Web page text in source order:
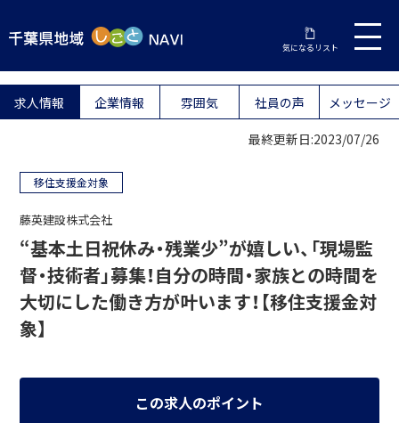
気になるリスト
求人情報 企業情報 雰囲気 社員の声 メッセージ
最終更新日:2023/07/26
移住支援金対象
藤英建設株式会社
“基本土日祝休み・残業少”が嬉しい、「現場監
督・技術者」募集！自分の時間・家族との時間を
大切にした働き方が叶います！【移住支援金対
象】
この求人のポイント